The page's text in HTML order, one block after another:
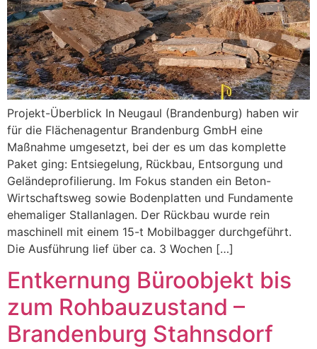
Projekt-Überblick In Neugaul (Brandenburg) haben wir
für die Flächenagentur Brandenburg GmbH eine
Maßnahme umgesetzt, bei der es um das komplette
Paket ging: Entsiegelung, Rückbau, Entsorgung und
Geländeprofilierung. Im Fokus standen ein Beton-
Wirtschaftsweg sowie Bodenplatten und Fundamente
ehemaliger Stallanlagen. Der Rückbau wurde rein
maschinell mit einem 15-t Mobilbagger durchgeführt.
Die Ausführung lief über ca. 3 Wochen […]
Entkernung Büroobjekt bis
zum Rohbauzustand –
Brandenburg Stahnsdorf